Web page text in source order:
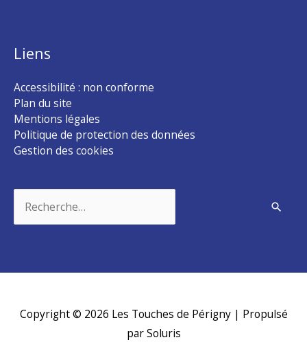
Liens
Accessibilité : non conforme
Plan du site
Mentions légales
Politique de protection des données
Gestion des cookies
Copyright © 2026 Les Touches de Périgny| Propulsé
par Soluris